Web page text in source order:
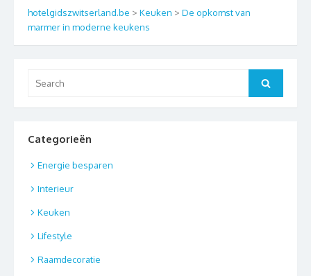
hotelgidszwitserland.be > Keuken > De opkomst van
marmer in moderne keukens
for:
Search
Categorieën
Energie besparen
Interieur
Keuken
Lifestyle
Raamdecoratie